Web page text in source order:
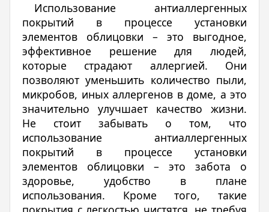
Использование антиаллергенных
покрытий в процессе установки
элементов облицовки – это выгодное,
эффективное решение для людей,
которые страдают аллергией. Они
позволяют уменьшить количество пыли,
микробов, иных аллергенов в доме, а это
значительно улучшает качество жизни.
Не стоит забывать о том, что
использование антиаллергенных
покрытий в процессе установки
элементов облицовки – это забота о
здоровье, удобство в плане
использования. Кроме того, такие